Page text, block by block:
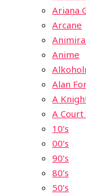
Ariana
Arcane
Anime
Alan
A
A Court
10’s
00’s
90’s
80’s
50’s